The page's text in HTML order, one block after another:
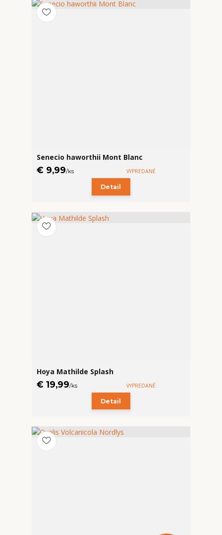
Senecio haworthii Mont Blanc
€ 9,99/ks VYPREDANÉ
Detail
Hoya Mathilde Splash
€ 19,99/ks VYPREDANÉ
Detail